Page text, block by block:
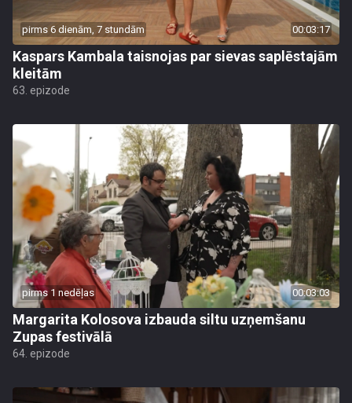
pirms 6 dienām, 7 stundām 00:03:17
Kaspars Kambala taisnojas par sievas saplēstajām
kleitām
63. epizode
pirms 1 nedēļas 00:03:03
Margarita Kolosova izbauda siltu uzņemšanu
Zupas festivālā
64. epizode